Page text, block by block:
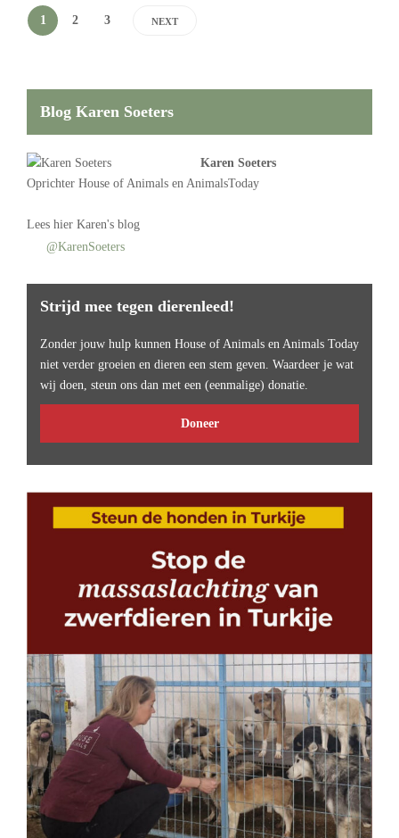
1 2 3 NEXT
Blog Karen Soeters
Karen Soeters
Oprichter House of Animals en AnimalsToday
Lees hier Karen's blog
@KarenSoeters
Strijd mee tegen dierenleed!
Zonder jouw hulp kunnen House of Animals en Animals Today
niet verder groeien en dieren een stem geven. Waardeer je wat
wij doen, steun ons dan met een (eenmalige) donatie.
Doneer